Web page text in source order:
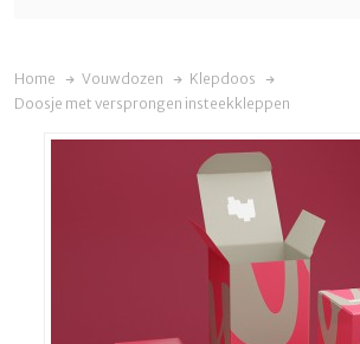
Home Vouwdozen
Klepdoos
Doosje met versprongen insteekkleppen